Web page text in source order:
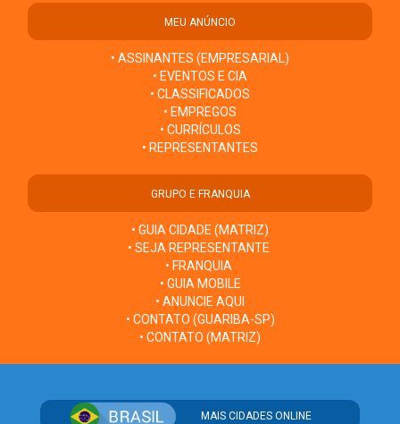
MEU ANÚNCIO
• ASSINANTES (EMPRESARIAL)
• EVENTOS E CIA
• CLASSIFICADOS
• EMPREGOS
• CURRÍCULOS
• REPRESENTANTES
GRUPO E FRANQUIA
• GUIA CIDADE (MATRIZ)
• SEJA REPRESENTANTE
• FRANQUIA
• GUIA MOBILE
• ANUNCIE AQUI
• CONTATO (GUARIBA-SP)
• CONTATO (MATRIZ)
MAIS CIDADES ONLINE